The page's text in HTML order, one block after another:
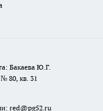
Бакаева Ю.Г.
80, кв. 31
red@pg52.ru